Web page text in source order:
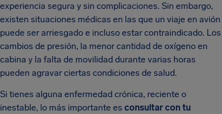
experiencia segura y sin complicaciones. Sin embargo,
existen situaciones médicas en las que un viaje en avión
puede ser arriesgado e incluso estar contraindicado. Los
cambios de presión, la menor cantidad de oxígeno en
cabina y la falta de movilidad durante varias horas
pueden agravar ciertas condiciones de salud.
Si tienes alguna enfermedad crónica, reciente o
inestable, lo más importante es consultar con tu